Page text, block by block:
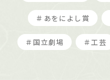
＃あをによし賞
＃国立劇場 ＃工芸